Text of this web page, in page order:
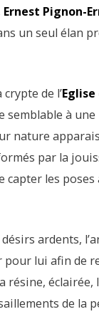
Ernest Pignon-
un seul élan
de l’
semblable à
nature
par la
les
ardents,
pour lui afin
résine,
de la